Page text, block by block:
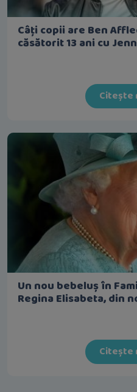
Câți copii are Ben
căsătorit 13 ani cu
Citește
Un nou bebeluș în
Regina Elisabeta, din
Citește